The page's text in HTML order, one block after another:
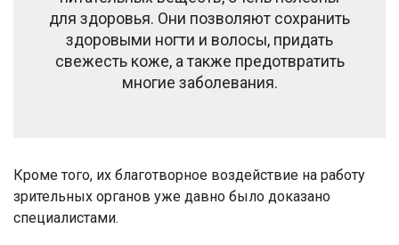
для здоровья. Они позволяют сохранить
здоровыми ногти и волосы, придать
свежесть коже, а также предотвратить
многие заболевания.
Кроме того, их благотворное воздействие на работу
зрительных органов уже давно было доказано
специалистами.